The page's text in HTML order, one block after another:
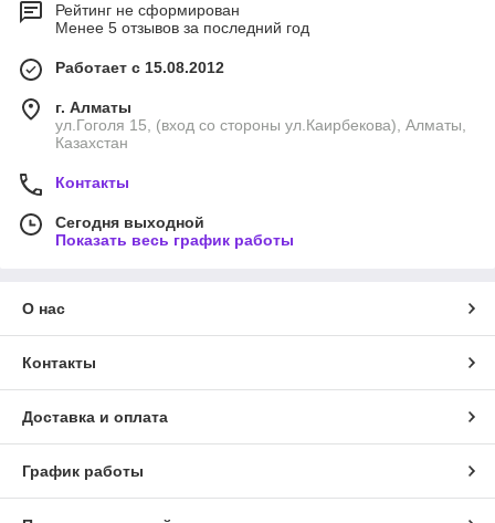
Рейтинг не сформирован
Менее 5 отзывов за последний год
Работает с 15.08.2012
г. Алматы
ул.Гоголя 15, (вход со стороны ул.Каирбекова), Алматы,
Казахстан
Контакты
Сегодня выходной
Показать весь график работы
О нас
Контакты
Доставка и оплата
График работы